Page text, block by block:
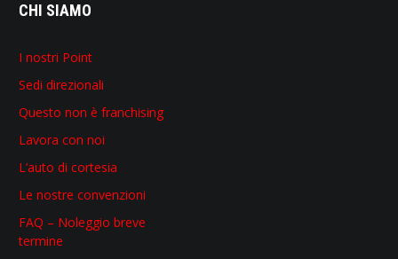
CHI SIAMO
I nostri Point
Sedi direzionali
Questo non è franchising
Lavora con noi
L’auto di cortesia
Le nostre convenzioni
FAQ – Noleggio breve
termine